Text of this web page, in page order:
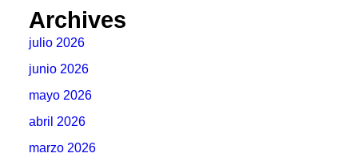
Archives
julio 2026
junio 2026
mayo 2026
abril 2026
marzo 2026